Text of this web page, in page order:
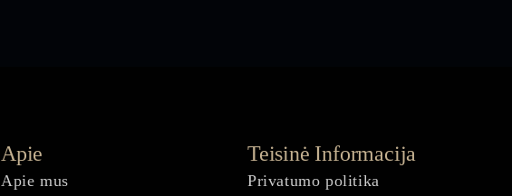
Apie
Apie mus
Teisinė Informacija
Privatumo politika